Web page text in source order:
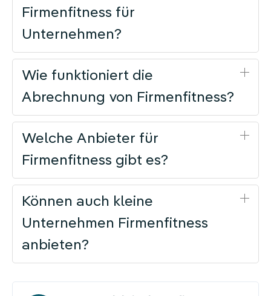
Firmenfitness für
Unternehmen?
Wie funktioniert die
Abrechnung von Firmenfitness?
Welche Anbieter für
Firmenfitness gibt es?
Können auch kleine
Unternehmen Firmenfitness
anbieten?